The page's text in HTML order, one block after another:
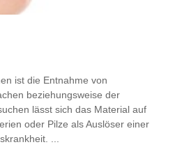
ist die Entnahme von
beziehungsweise der
lässt sich das Material auf
oder Pilze als Auslöser einer
...